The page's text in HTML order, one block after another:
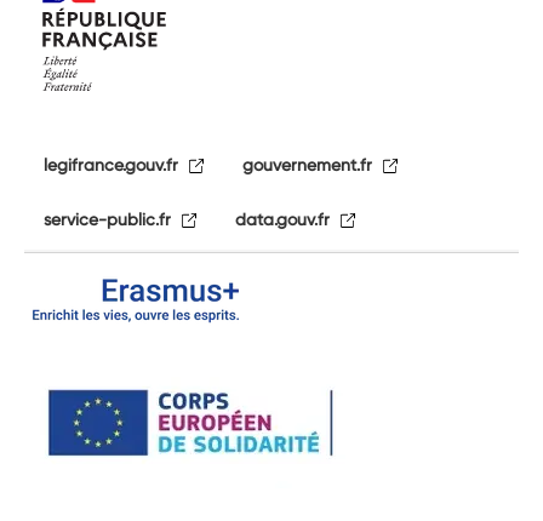
legifrance.gouv.fr gouvernement.fr
service-public.fr data.gouv.fr